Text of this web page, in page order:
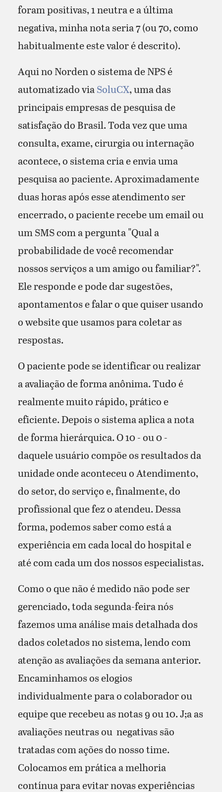
foram positivas, 1 neutra e a última
negativa, minha nota seria 7 (ou 70, como
habitualmente este valor é descrito).
Aqui no Norden o sistema de NPS é
automatizado viaSoluCX, uma das
principais empresas de pesquisa de
satisfação do Brasil. Toda vez que uma
consulta, exame, cirurgia ou internação
acontece, o sistema cria e envia uma
pesquisa ao paciente. Aproximadamente
duas horas após esse atendimento ser
encerrado, o paciente recebe um email ou
um SMS com a pergunta "Qual a
probabilidade de você recomendar
nossos serviços a um amigo ou familiar?".
Ele responde e pode dar sugestões,
apontamentos e falar o que quiser usando
o website que usamos para coletar as
respostas.
O paciente pode se identificar ou realizar
a avaliação de forma anônima. Tudo é
realmente muito rápido, prático e
eficiente. Depois o sistema aplica a nota
de forma hierárquica. O 10 - ou 0 -
daquele usuário compõe os resultados da
unidade onde aconteceu o Atendimento,
do setor, do serviço e, finalmente, do
profissional que fez o atendeu. Dessa
forma, podemos saber como está a
experiência em cada local do hospital e
até com cada um dos nossos especialistas.
Como o que não é medido não pode ser
gerenciado, toda segunda-feira nós
fazemos uma análise mais detalhada dos
dados coletados no sistema, lendo com
atenção as avaliações da semana anterior.
Encaminhamos os elogios
individualmente para o colaborador ou
equipe que recebeu as notas 9 ou 10. J;a as
avaliações neutras ou negativas são
tratadas com ações do nosso time.
Colocamos em prática a melhoria
contínua para evitar novas experiências